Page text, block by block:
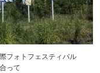
フォトフェスティバル
って